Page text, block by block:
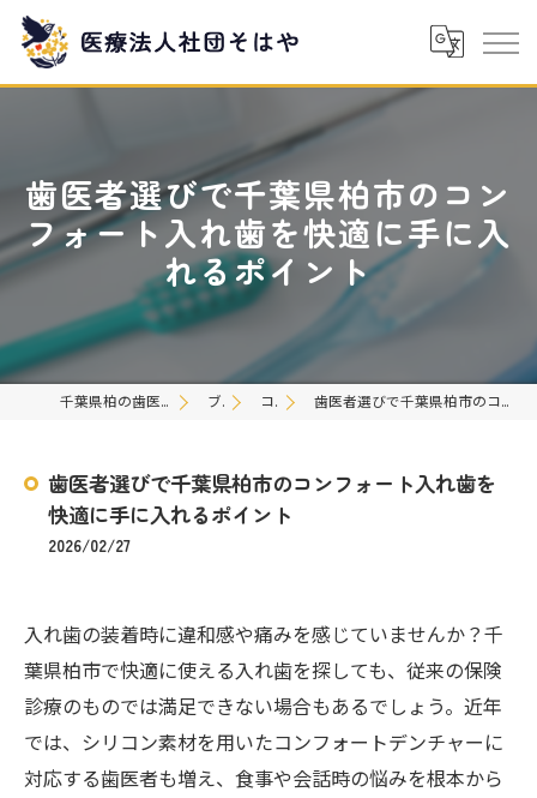
歯医者選びで千葉県柏市のコン
フォート入れ歯を快適に手に入
れるポイント
千葉県柏の歯医者なら医療法人社団そはや ブログ コラム 歯医者選びで千葉県柏市のコンフォート入れ歯を快適に手に入れるポイント
歯医者選びで千葉県柏市のコンフォート入れ歯を
快適に手に入れるポイント
2026/02/27
入れ歯の装着時に違和感や痛みを感じていませんか？千
葉県柏市で快適に使える入れ歯を探しても、従来の保険
診療のものでは満足できない場合もあるでしょう。近年
では、シリコン素材を用いたコンフォートデンチャーに
対応する歯医者も増え、食事や会話時の悩みを根本から